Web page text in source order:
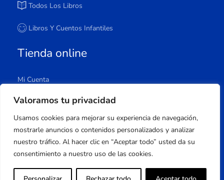
Valoramos tu privacidad
Usamos cookies para mejorar su experiencia de navegación,
mostrarle anuncios o contenidos personalizados y analizar
nuestro tráfico. Al hacer clic en “Aceptar todo” usted da su
consentimiento a nuestro uso de las cookies.
Todos Los Libros
Libros Y Cuentos Infantiles
Tienda online
Mi Cuenta
Carrito
Lista De Deseos
Copyright © 2023 Apuleyo Ediciones | Desarrollo